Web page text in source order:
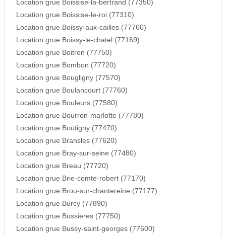
Location grue Boissise-la-bertrand (77350)
Location grue Boissise-le-roi (77310)
Location grue Boissy-aux-cailles (77760)
Location grue Boissy-le-chatel (77169)
Location grue Boitron (77750)
Location grue Bombon (77720)
Location grue Bougligny (77570)
Location grue Boulancourt (77760)
Location grue Bouleurs (77580)
Location grue Bourron-marlotte (77780)
Location grue Boutigny (77470)
Location grue Bransles (77620)
Location grue Bray-sur-seine (77480)
Location grue Breau (77720)
Location grue Brie-comte-robert (77170)
Location grue Brou-sur-chantereine (77177)
Location grue Burcy (77890)
Location grue Bussieres (77750)
Location grue Bussy-saint-georges (77600)